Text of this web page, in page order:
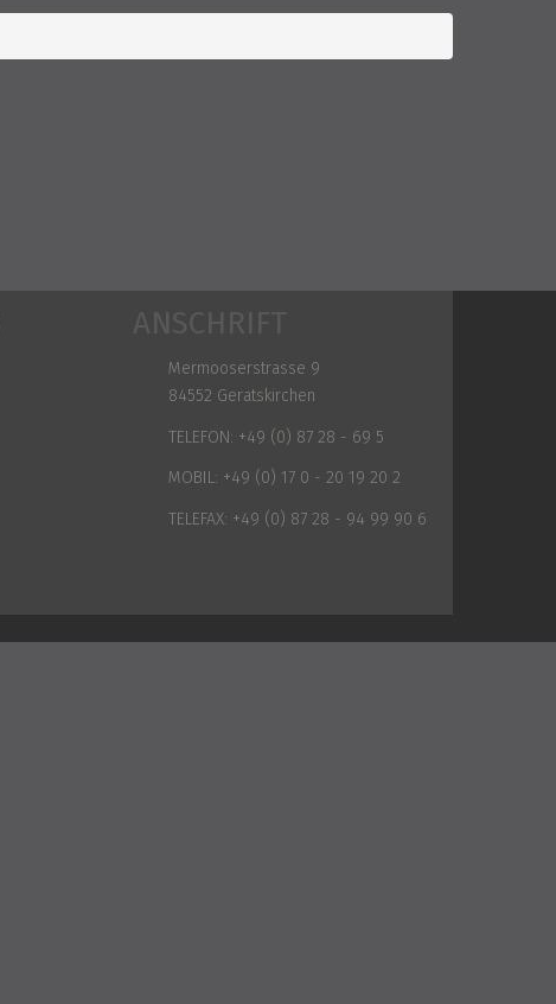
ANSCHRIFT
Mermooserstrasse 9
84552 Geratskirchen
TELEFON: +49 (0) 87 28 - 69 5
MOBIL: +49 (0) 17 0 - 20 19 20 2
TELEFAX: +49 (0) 87 28 - 94 99 90 6